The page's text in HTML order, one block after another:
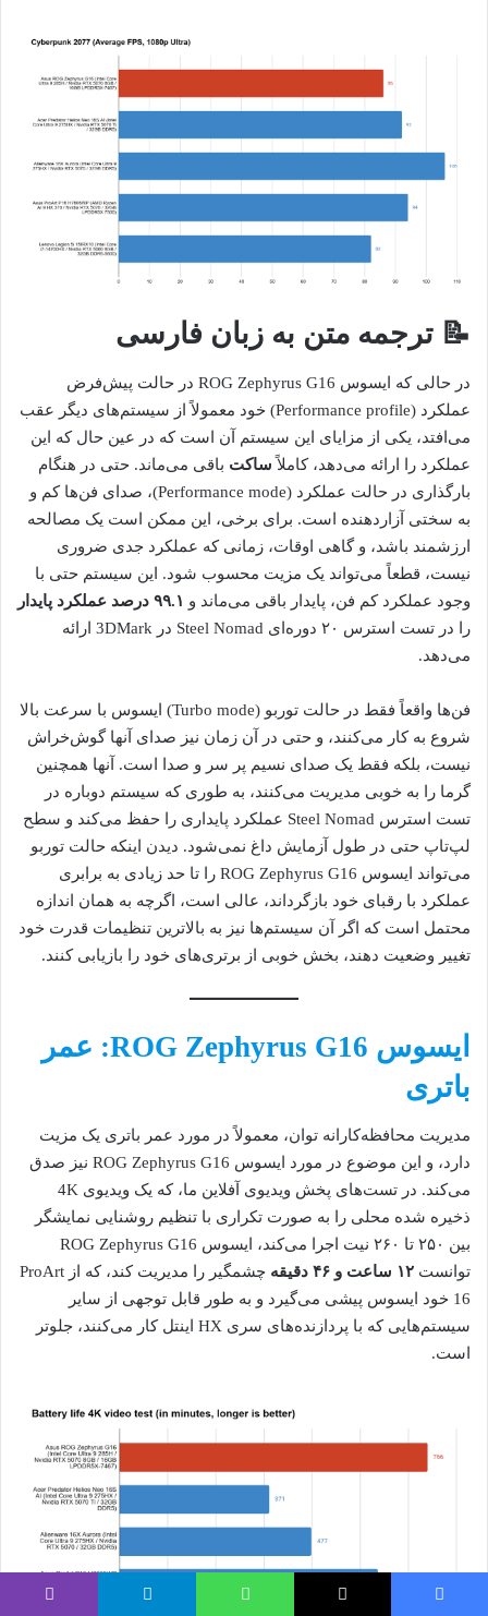
📝 ترجمه متن به زبان فارسی
در حالی که ایسوس ROG Zephyrus G16 در حالت پیش‌فرض
عملکرد (Performance profile) خود معمولاً از سیستم‌های دیگر عقب
می‌افتد، یکی از مزایای این سیستم آن است که در عین حال که این
عملکرد را ارائه می‌دهد، کاملاً ساکت باقی می‌ماند. حتی در هنگام
بارگذاری در حالت عملکرد (Performance mode)، صدای فن‌ها کم و
به سختی آزاردهنده است. برای برخی، این ممکن است یک مصالحه
ارزشمند باشد، و گاهی اوقات، زمانی که عملکرد جدی ضروری
نیست، قطعاً می‌تواند یک مزیت محسوب شود. این سیستم حتی با
وجود عملکرد کم فن، پایدار باقی می‌ماند و ۹۹.۱ درصد عملکرد پایدار
را در تست استرس ۲۰ دوره‌ای Steel Nomad در 3DMark ارائه
می‌دهد.
فن‌ها واقعاً فقط در حالت توربو (Turbo mode) ایسوس با سرعت بالا
شروع به کار می‌کنند، و حتی در آن زمان نیز صدای آنها گوش‌خراش
نیست، بلکه فقط یک صدای نسیم پر سر و صدا است. آنها همچنین
گرما را به خوبی مدیریت می‌کنند، به طوری که سیستم دوباره در
تست استرس Steel Nomad عملکرد پایداری را حفظ می‌کند و سطح
لپ‌تاپ حتی در طول آزمایش داغ نمی‌شود. دیدن اینکه حالت توربو
می‌تواند ایسوس ROG Zephyrus G16 را تا حد زیادی به برابری
عملکرد با رقبای خود بازگرداند، عالی است، اگرچه به همان اندازه
محتمل است که اگر آن سیستم‌ها نیز به بالاترین تنظیمات قدرت خود
تغییر وضعیت دهند، بخش خوبی از برتری‌های خود را بازیابی کنند.
ایسوس ROG Zephyrus G16: عمر
باتری
مدیریت محافظه‌کارانه توان، معمولاً در مورد عمر باتری یک مزیت
دارد، و این موضوع در مورد ایسوس ROG Zephyrus G16 نیز صدق
می‌کند. در تست‌های پخش ویدیوی آفلاین ما، که یک ویدیوی 4K
ذخیره شده محلی را به صورت تکراری با تنظیم روشنایی نمایشگر
بین ۲۵۰ تا ۲۶۰ نیت اجرا می‌کند، ایسوس ROG Zephyrus G16
توانست ۱۲ ساعت و ۴۶ دقیقه
چشمگیر را مدیریت کند، که از ProArt
16 خود ایسوس پیشی می‌گیرد و به طور قابل توجهی از سایر
سیستم‌هایی که با پردازنده‌های سری HX اینتل کار می‌کنند، جلوتر
است.